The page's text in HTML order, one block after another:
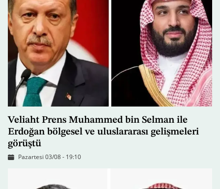
Veliaht Prens Muhammed bin Selman ile
Erdoğan bölgesel ve uluslararası gelişmeleri
görüştü
Pazartesi 03/08 - 19:10